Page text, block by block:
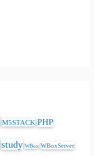
M5STACK PHP
study WBox WBoxServer